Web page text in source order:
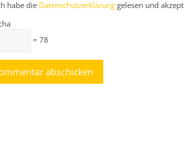
habe die Datenschutzerklärung gelesen und
= 78